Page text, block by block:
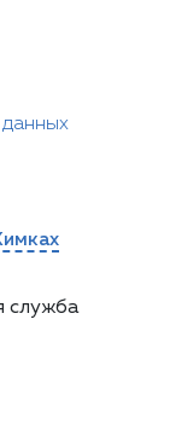
служба